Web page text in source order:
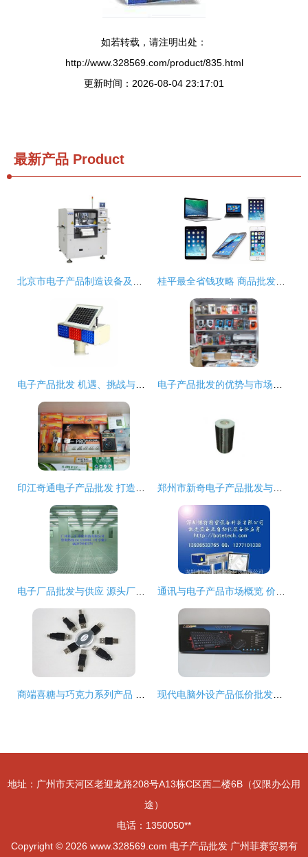
如若转载，请注明出处：
http://www.328569.com/product/835.html
更新时间：2026-08-04 23:17:01
最新产品 Product
地址：广州市天河区老迎龙路208号A13栋C区西二楼6B（仅限办公用
途）
电话：1350050**
Copyright © 2026 www.328569.com 电子产品批发 广州菲赛贸易有